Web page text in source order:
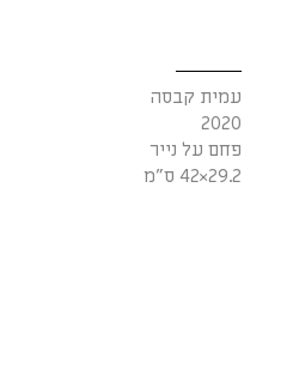
עמית קבסה
2020
פחם על נייר
29.2×42 ס"מ